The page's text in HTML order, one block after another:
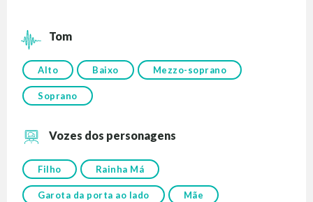
Tom
Alto Baixo Mezzo-soprano
Soprano
Vozes dos personagens
Filho Rainha Má
Garota da porta ao lado Mãe